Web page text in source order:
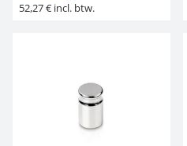
52,27 € incl. btw.